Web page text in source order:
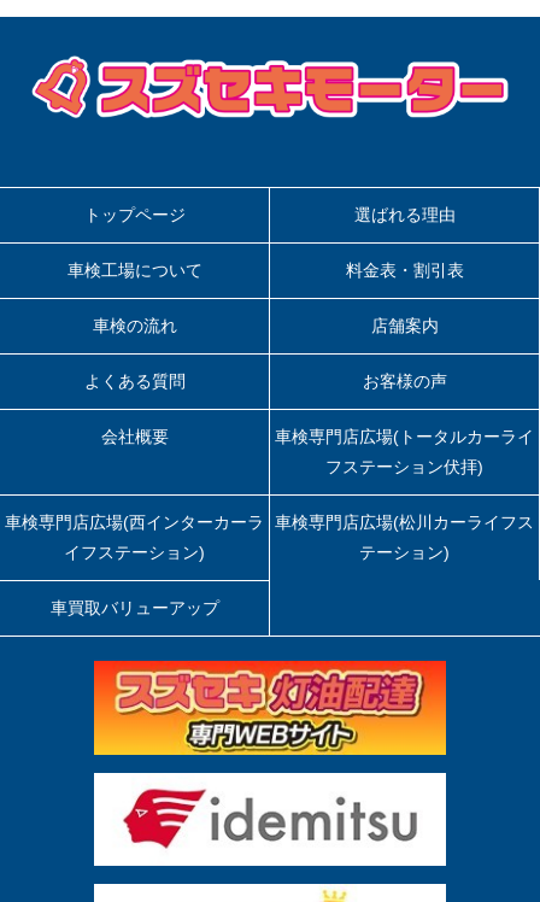
シ
トップページ 選ばれる理由
車検工場について 料金表・割引表
車検の流れ 店舗案内
よくある質問 お客様の声
会社概要
車検専門店広場(トータルカーライ
フステーション伏拝)
車検専門店広場(西インターカーラ
イフステーション)
車検専門店広場(松川カーライフス
テーション)
車買取バリューアップ